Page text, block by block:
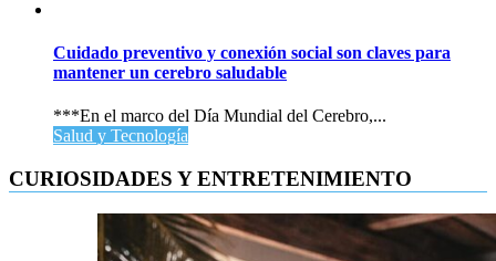
Cuidado preventivo y conexión social son claves para
mantener un cerebro saludable
***En el marco del Día Mundial del Cerebro,...
Salud y Tecnología
CURIOSIDADES Y ENTRETENIMIENTO